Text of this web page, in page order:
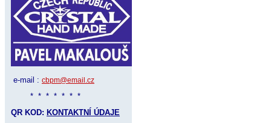
e-mail : cbpm@email.cz
* * * * * * *
QR KOD: KONTAKTNÍ ÚDAJE